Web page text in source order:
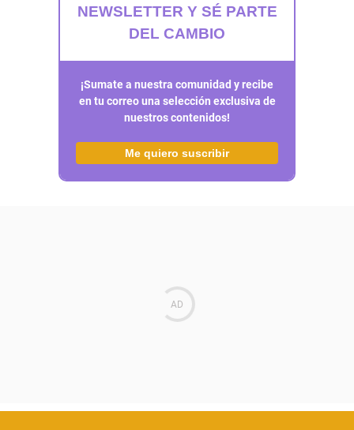
NEWSLETTER Y SÉ PARTE
DEL CAMBIO
¡Sumate a nuestra comunidad y recibe
en tu correo una selección exclusiva de
nuestros contenidos!
Me quiero suscribir